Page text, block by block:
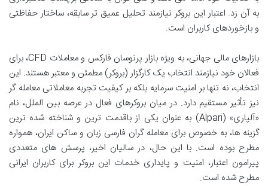
به آن زد. اعتبار این بروکر نیازمند تحلیل عمیق تر سابقه، ساختار حفاظتی
و بازخوردهای کاربران است.
بازارهای مالی جهانی، به ویژه بازار پرنوسان فارکس و معاملات CFD، برای
فعالان خود نیازمند انتخاب یک کارگزار (بروکر) مطمئن و معتبر هستند. این
انتخاب، نه تنها بر امنیت سرمایه بلکه بر کیفیت تجربه معاملاتی معامله گر
نیز تأثیر مستقیم دارد. در میان بروکرهای فعال در عرصه بین الملل، نام
«آلپاری» (Alpari) به عنوان یکی از باقدمت ترین و شناخته شده ترین
گزینه ها، به خصوص برای معامله گران فارسی زبان و ساکن ایران، همواره
مطرح بوده است. با این حال، در سالیان اخیر، پرسش های متعددی
پیرامون اعتبار، امنیت و پایداری خدمات این بروکر برای کاربران ایرانی
مطرح شده است.